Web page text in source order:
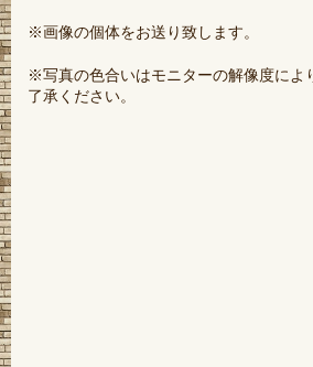
※画像の個体をお送り致します。
※写真の色合いはモニターの解像度によ
了承ください。